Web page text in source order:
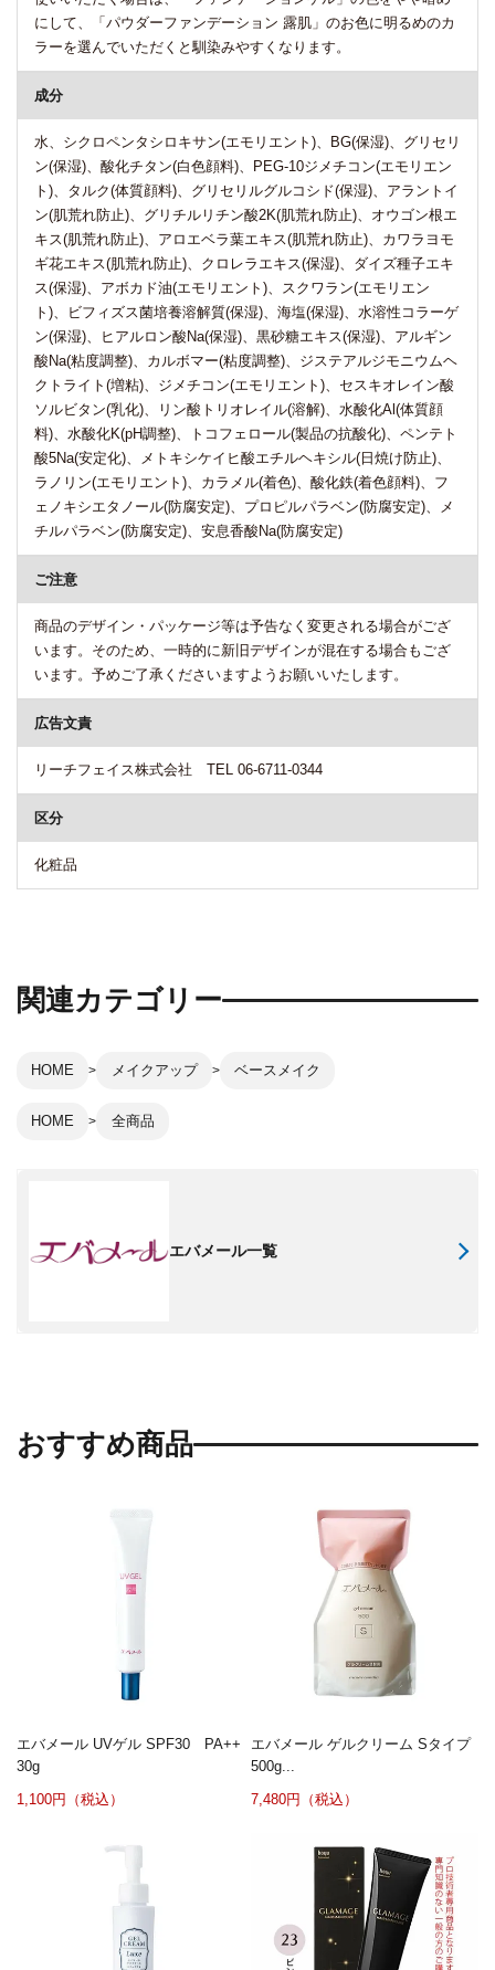
にして、「パウダーファンデーション 露肌」のお色に明るめのカ
ラーを選んでいただくと馴染みやすくなります。
成分
水、シクロペンタシロキサン(エモリエント)、BG(保湿)、グリセリ
ン(保湿)、酸化チタン(白色顔料)、PEG-10ジメチコン(エモリエン
ト)、タルク(体質顔料)、グリセリルグルコシド(保湿)、アラントイ
ン(肌荒れ防止)、グリチルリチン酸2K(肌荒れ防止)、オウゴン根エ
キス(肌荒れ防止)、アロエベラ葉エキス(肌荒れ防止)、カワラヨモ
ギ花エキス(肌荒れ防止)、クロレラエキス(保湿)、ダイズ種子エキ
ス(保湿)、アボカド油(エモリエント)、スクワラン(エモリエン
ト)、ビフィズス菌培養溶解質(保湿)、海塩(保湿)、水溶性コラーゲ
ン(保湿)、ヒアルロン酸Na(保湿)、黒砂糖エキス(保湿)、アルギン
酸Na(粘度調整)、カルボマー(粘度調整)、ジステアルジモニウムヘ
クトライト(増粘)、ジメチコン(エモリエント)、セスキオレイン酸
ソルビタン(乳化)、リン酸トリオレイル(溶解)、水酸化Al(体質顔
料)、水酸化K(pH調整)、トコフェロール(製品の抗酸化)、ペンテト
酸5Na(安定化)、メトキシケイヒ酸エチルヘキシル(日焼け防止)、
ラノリン(エモリエント)、カラメル(着色)、酸化鉄(着色顔料)、フ
ェノキシエタノール(防腐安定)、プロピルパラベン(防腐安定)、メ
チルパラベン(防腐安定)、安息香酸Na(防腐安定)
ご注意
商品のデザイン・パッケージ等は予告なく変更される場合がござ
います。そのため、一時的に新旧デザインが混在する場合もござ
います。予めご了承くださいますようお願いいたします。
広告文責
リーチフェイス株式会社 TEL 06-6711-0344
区分
化粧品
関連カテゴリー
HOME メイクアップ ベースメイク
HOME 全商品
エバメール一覧
おすすめ商品
エバメール UVゲル SPF30 PA++
30g
1,100円（税込）
エバメール ゲルクリーム Sタイプ
500g...
7,480円（税込）